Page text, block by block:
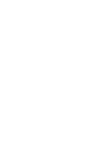
قله شبه‌جزیره
هم برای مردم کره
دارد و به عنوان
همراه همسرش از
به کوهنوردی